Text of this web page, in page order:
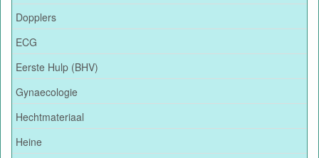
Dopplers
ECG
Eerste Hulp (BHV)
Gynaecologie
Hechtmateriaal
Heine